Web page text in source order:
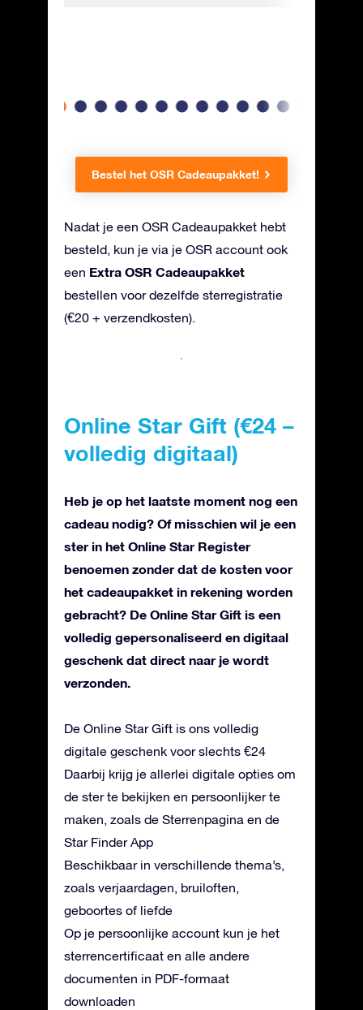
Bestel het OSR Cadeaupakket!
Nadat je een OSR Cadeaupakket hebt
besteld, kun je via je OSR account ook
een Extra OSR Cadeaupakket
bestellen voor dezelfde sterregistratie
(€20 + verzendkosten).
Online Star Gift (€24 –
volledig digitaal)
Heb je op het laatste moment nog een
cadeau nodig? Of misschien wil je een
ster in het Online Star Register
benoemen zonder dat de kosten voor
het cadeaupakket in rekening worden
gebracht? De Online Star Gift is een
volledig gepersonaliseerd en digitaal
geschenk dat direct naar je wordt
verzonden.
De Online Star Gift is ons volledig
digitale geschenk voor slechts €24
Daarbij krijg je allerlei digitale opties om
de ster te bekijken en persoonlijker te
maken, zoals de Sterrenpagina en de
Star Finder App
Beschikbaar in verschillende thema’s,
zoals verjaardagen, bruiloften,
geboortes of liefde
Op je persoonlijke account kun je het
sterrencertificaat en alle andere
documenten in PDF-formaat
downloaden